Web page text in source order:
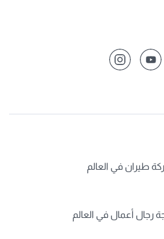
طيران في العالم
رجال أعمال في العالم